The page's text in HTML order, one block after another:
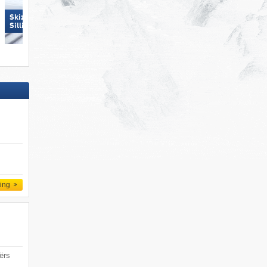
Skizentrum Hochpustertal
Sillian
Mitterdorf – Almberg